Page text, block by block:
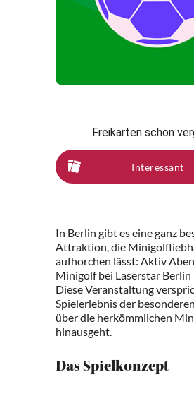
Freikarten schon
Interessant
In Berlin gibt es eine ganz
Attraktion, die
aufhorchen lässt: Aktiv
Minigolf bei Laserstar
Diese Veranstaltung
Spielerlebnis der
über die herkömmlichen
hinausgeht.
Das Spielkonzept